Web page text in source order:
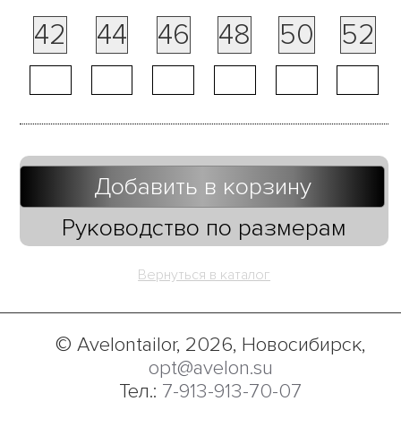
42
44 46 48 50 52
Добавить в корзину
Руководство по размерам
Вернуться в каталог
© Avelontailor, 2026, Новосибирск,
opt@avelon.su
Тел.: 7-913-913-70-07